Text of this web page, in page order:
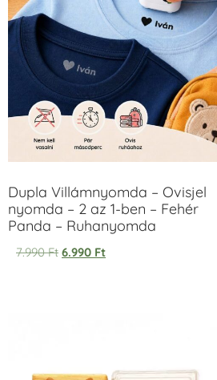
Dupla Villámnyomda – Ovisjel
nyomda – 2 az 1-ben – Fehér
Panda – Ruhanyomda
7.990Ft 6.990 Ft